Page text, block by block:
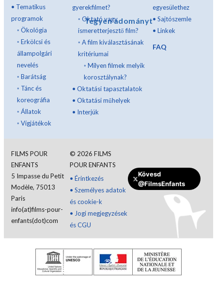
Tegyen adományt
Jelentkezzen be
Magyar
• Tematikus
programok
◦ Ökológia
◦ Erkölcsi és
állampolgári
nevelés
◦ Barátság
◦ Tánc és
koreográfia
◦ Állatok
◦ Vígjátékok
gyerekfilmet?
◦ Oktató vagy
ismeretterjesztő film?
◦ A film kiválasztásának
kritériumai
◦ Milyen filmek melyik
korosztálynak?
• Oktatási tapasztalatok
• Oktatási műhelyek
• Interjúk
egyesülethez
•Sajtószemle
•Linkek
FAQ
FILMS POUR
ENFANTS
5 Impasse du Petit
Modèle, 75013
Paris
info(at)films-pour-
enfants(dot)com
© 2026 FILMS
POUR ENFANTS
• Érintkezés
• Személyes adatok
és cookie-k
• Jogi megjegyzések
és CGU
Kövesd
@FilmsEnfants